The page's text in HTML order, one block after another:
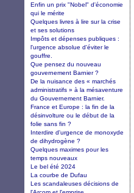
Enfin un prix "Nobel" d'économie
qui le mérite
Quelques livres à lire sur la crise
et ses solutions
Impôts et dépenses publiques :
l'urgence absolue d'éviter le
gouffre.
Que pensez du nouveau
gouvernement Barnier ?
De la nuisance des « marchés
administratifs » à la mésaventure
du Gouvernement Barnier.
France et Europe : la fin de la
désinvolture ou le début de la
folie sans fin ?
Interdire d'urgence de monoxyde
de dihydrogène ?
Quelques maximes pour les
temps nouveaux
Le bel été 2024
La courbe de Dufau
Les scandaleuses décisions de